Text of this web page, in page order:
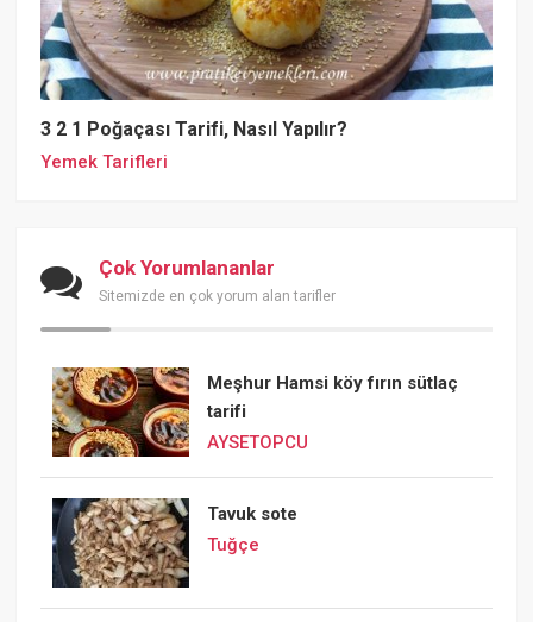
3 2 1 Poğaçası Tarifi, Nasıl Yapılır?
Yemek Tarifleri
Çok Yorumlananlar
Sitemizde en çok yorum alan tarifler
Meşhur Hamsi köy fırın sütlaç
tarifi
AYSETOPCU
Tavuk sote
Tuğçe